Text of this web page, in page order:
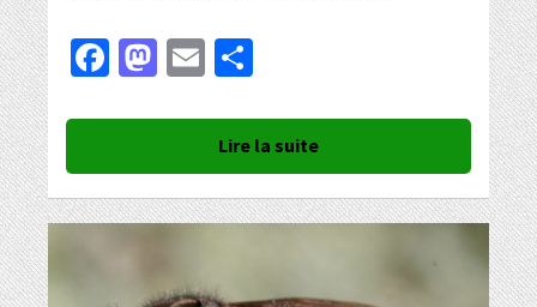
Facebook
Mastodon
Email
Lire la suite